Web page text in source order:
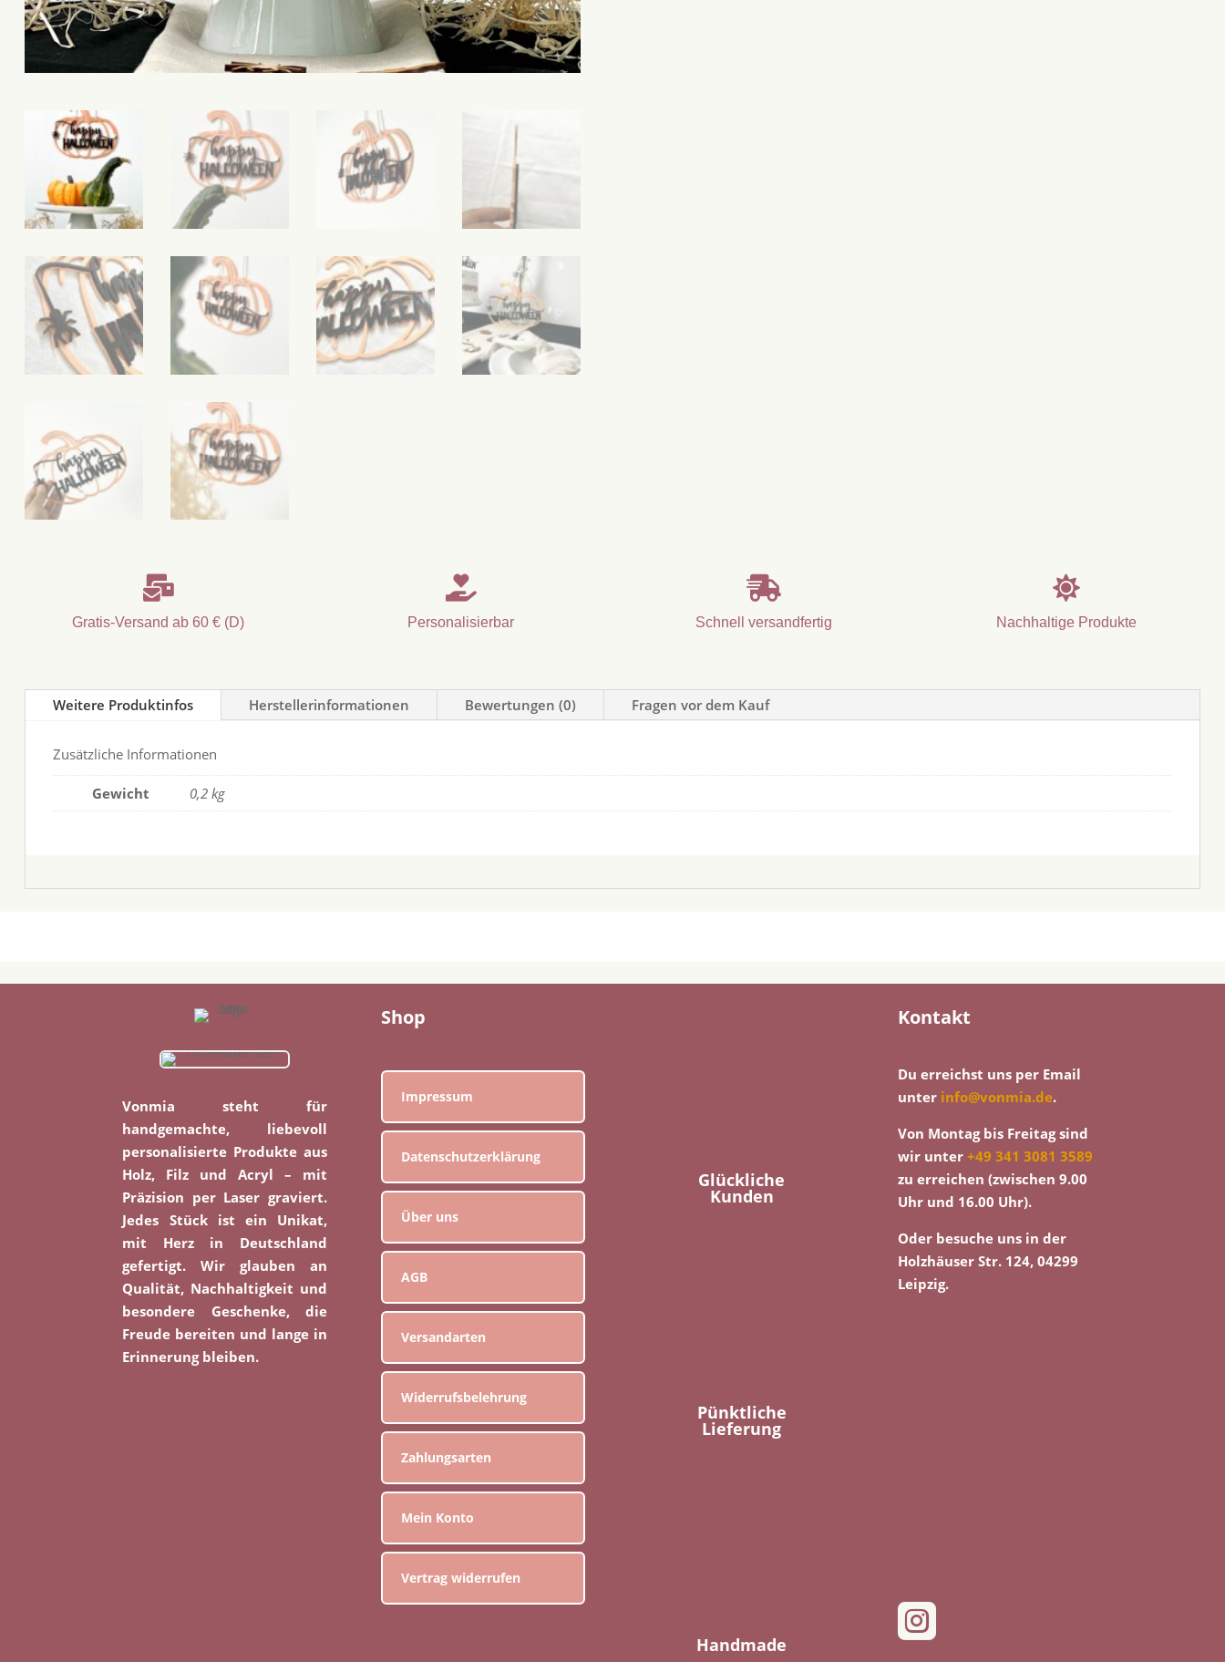

Gratis-Versand ab 60 € (D)

Personalisierbar

Schnell versandfertig

Nachhaltige Produkte
Weitere Produktinfos Herstellerinformationen Bewertungen (0) Fragen vor dem Kauf
Zusätzliche Informationen
Gewicht 0,2 kg
Vonmia steht für
handgemachte, liebevoll
personalisierte Produkte aus
Holz, Filz und Acryl – mit
Präzision per Laser graviert.
Jedes Stück ist ein Unikat,
mit Herz in Deutschland
gefertigt. Wir glauben an
Qualität, Nachhaltigkeit und
besondere Geschenke, die
Freude bereiten und lange in
Erinnerung bleiben.
Shop
Impressum
Datenschutzerklärung
Über uns
AGB
Versandarten
Widerrufsbelehrung
Zahlungsarten
Mein Konto
Vertrag widerrufen
Glückliche
Kunden
Pünktliche
Lieferung
Handmade
Kontakt
Du erreichst uns per Email
unter info@vonmia.de.
Von Montag bis Freitag sind
wir unter+49 341 3081 3589
zu erreichen (zwischen 9.00
Uhr und 16.00 Uhr).
Oder besuche uns in der
Holzhäuser Str. 124, 04299
Leipzig.
